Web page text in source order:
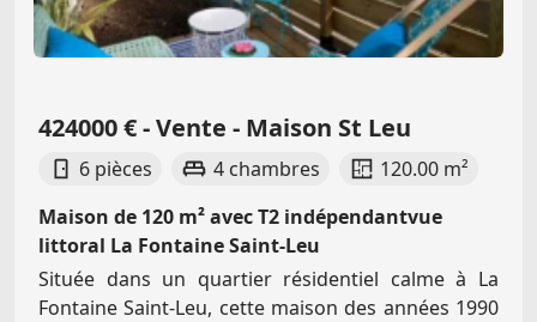
424000 € - Vente - Maison St Leu
6 pièces 4 chambres
120.00 m²
Maison de 120 m² avec T2 indépendantvue
littoral La Fontaine Saint-Leu
Située dans un quartier résidentiel calme à La
Fontaine Saint-Leu, cette maison des années 1990